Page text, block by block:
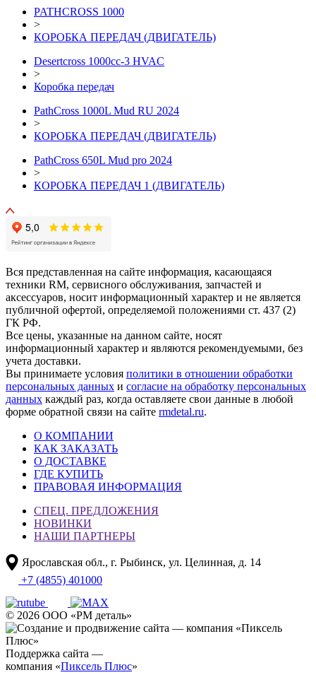
PATHCROSS 1000
>
КОРОБКА ПЕРЕДАЧ (ДВИГАТЕЛЬ)
Desertcross 1000cc-3 HVAC
>
Коробка передач
PathCross 1000L Mud RU 2024
>
КОРОБКА ПЕРЕДАЧ (ДВИГАТЕЛЬ)
PathCross 650L Mud pro 2024
>
КОРОБКА ПЕРЕДАЧ 1 (ДВИГАТЕЛЬ)
Вся представленная на сайте информация, касающаяся
техники RM, сервисного обслуживания, запчастей и
аксессуаров, носит информационный характер и не является
публичной офертой, определяемой положениями ст. 437 (2)
ГК РФ.
Все цены, указанные на данном сайте, носят
информационный характер и являются рекомендуемыми, без
учета доставки.
Вы принимаете условия политики в отношении обработки
персональных данных и согласие на обработку персональных
данных каждый раз, когда оставляете свои данные в любой
форме обратной связи на сайте rmdetal.ru.
О КОМПАНИИ
КАК ЗАКАЗАТЬ
О ДОСТАВКЕ
ГДЕ КУПИТЬ
ПРАВОВАЯ ИНФОРМАЦИЯ
СПЕЦ. ПРЕДЛОЖЕНИЯ
НОВИНКИ
НАШИ ПАРТНЕРЫ
Ярославская обл., г. Рыбинск, ул. Целинная, д. 14
+7 (4855) 401000
© 2026 ООО «РМ деталь»
Поддержка сайта —
компания «Пиксель Плюс»